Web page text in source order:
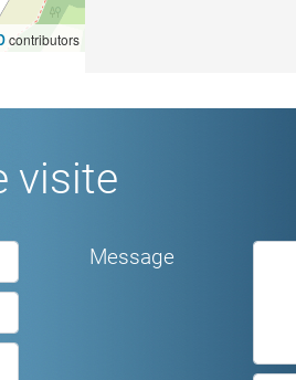
contributors
visite
Message